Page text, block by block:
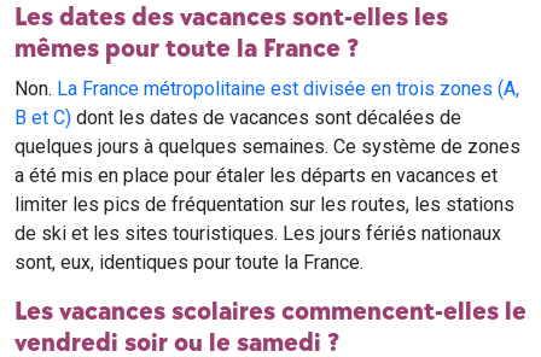
Les dates des vacances sont-elles les
mêmes pour toute la France ?
Non. La France métropolitaine est divisée en trois zones (A,
B et C) dont les dates de vacances sont décalées de
quelques jours à quelques semaines. Ce système de zones
a été mis en place pour étaler les départs en vacances et
limiter les pics de fréquentation sur les routes, les stations
de ski et les sites touristiques. Les jours fériés nationaux
sont, eux, identiques pour toute la France.
Les vacances scolaires commencent-elles le
vendredi soir ou le samedi ?